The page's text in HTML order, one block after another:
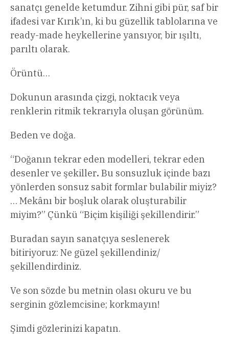
sanatçı genelde ketumdur. Zihni gibi pür, saf bir
ifadesi var Kırık’ın, ki bu güzellik tablolarına ve
ready-made heykellerine yansıyor, bir ışıltı,
parıltı olarak.
Örüntü…
Dokunun arasında çizgi, noktacık veya
renklerin ritmik tekrarıyla oluşan görünüm.
Beden ve doğa.
“Doğanın tekrar eden modelleri, tekrar eden
desenler ve şekiller. Bu sonsuzluk içinde bazı
yönlerden sonsuz sabit formlar bulabilir miyiz?
… Mekânı bir boşluk olarak oluşturabilir
miyim?” Çünkü “Biçim kişiliği şekillendirir.”
Buradan sayın sanatçıya seslenerek
bitiriyoruz: Ne güzel şekillendiniz/
şekillendirdiniz.
Ve son sözde bu metnin olası okuru ve bu
serginin gözlemcisine; korkmayın!
Şimdi gözlerinizi kapatın.